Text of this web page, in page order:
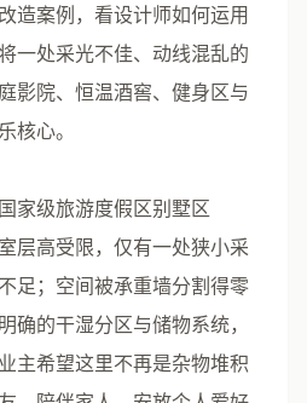
造案例，看设计师如何运用
一处采光不佳、动线混乱的
影院、恒温酒窖、健身区与
核心。
家级旅游度假区别墅区
层高受限，仅有一处狭小采
足；空间被承重墙分割得零
确的干湿分区与储物系统，
主希望这里不再是杂物堆积